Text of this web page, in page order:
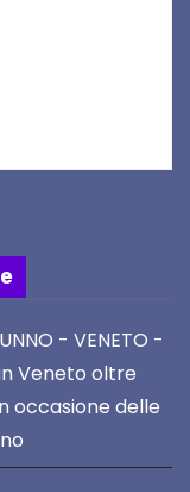
- VENETO -
Veneto oltre
occasione delle